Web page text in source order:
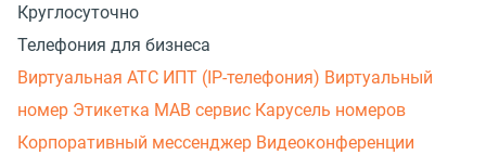
Круглосуточно
Телефония для бизнеса
Виртуальная АТС ИПТ (IP-телефония) Виртуальный
номер Этикетка МАВ сервис Карусель номеров
Корпоративный мессенджер Видеоконференции